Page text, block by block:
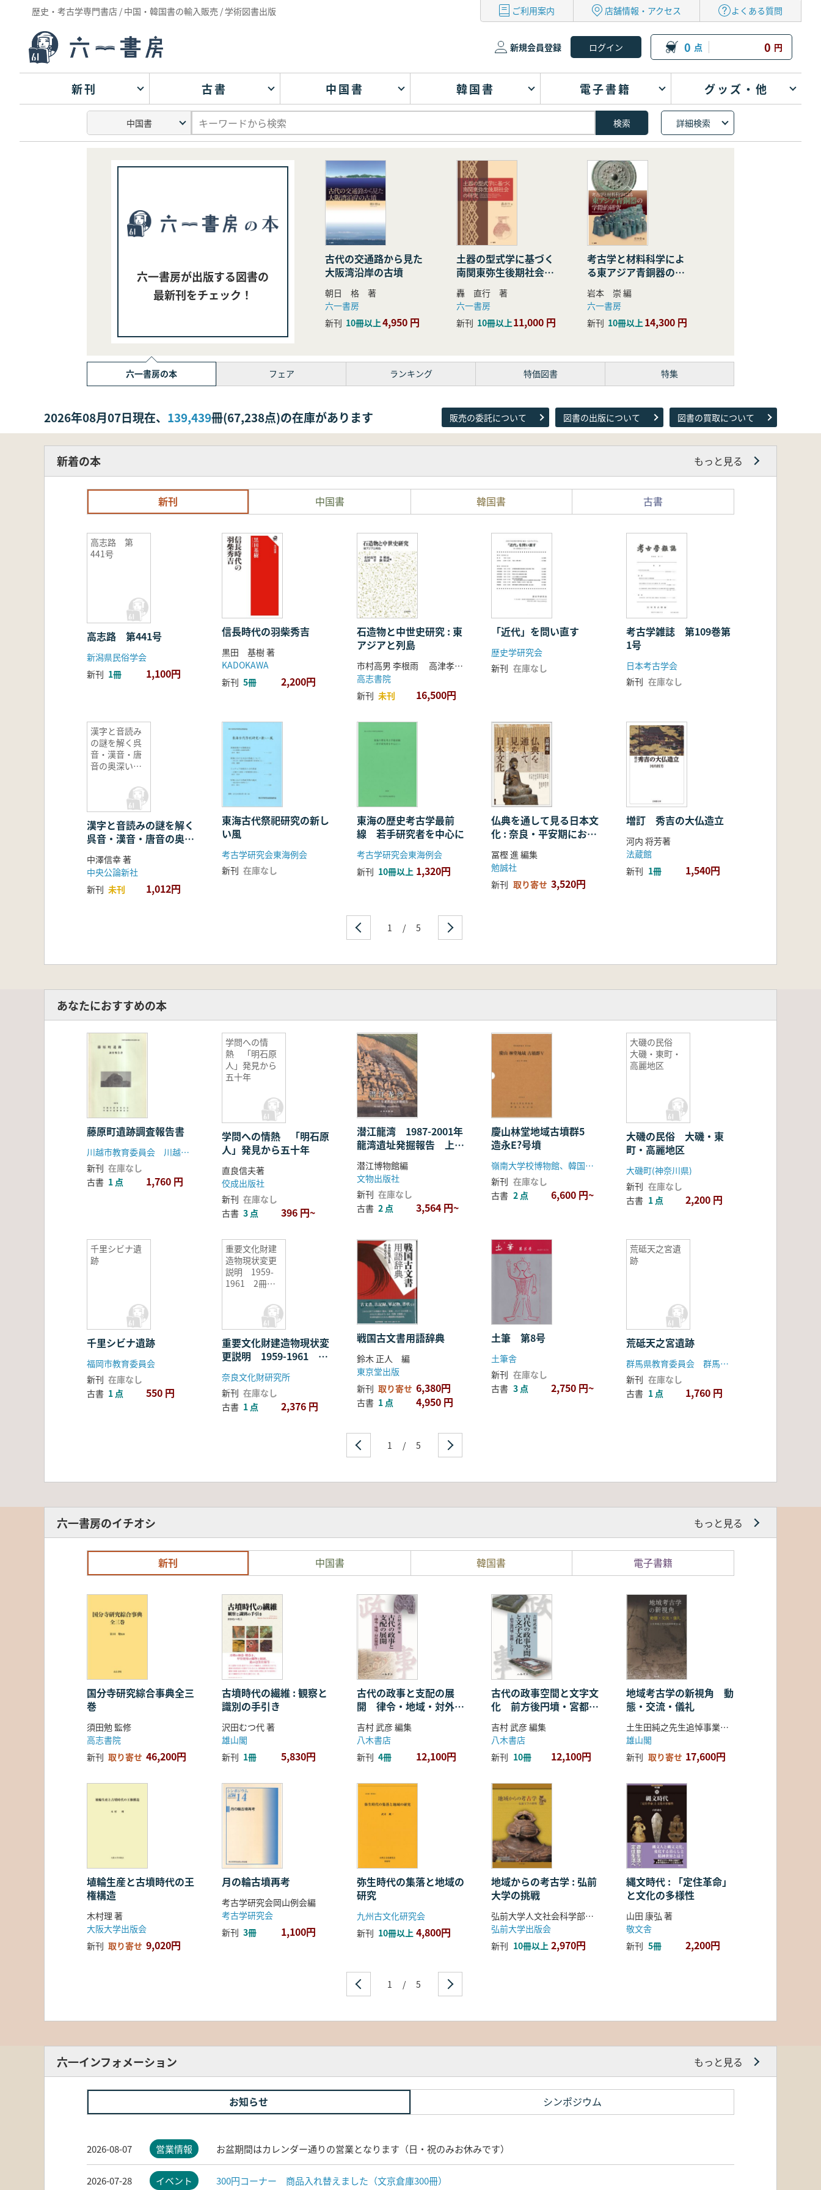
歴史・考古学専門書店 / 中国・韓国書の輸入販売 / 学術図書出版 ご利用案内 店舗情報・アクセス よくある質問
新規会員登録 0 点 0 円
新刊 古書 中国書 韓国書 電子書籍 グッズ・他
詳細検索
六一書房が出版する図書の
最新刊をチェック！
古代の交通路から見た
大阪湾沿岸の古墳
朝日 格 著
六一書房
新刊 10冊以上4,950 円
土器の型式学に基づく
南関東弥生後期社会の
研究
轟 直行 著
六一書房
新刊 10冊以上11,000 円
考古学と材料科学によ
る東アジア青銅器の学
際的研究
岩本 崇 編
六一書房
新刊 10冊以上14,300 円
六一書房の本 フェア ランキング 特価図書 特集
2026年08月07日現在、 139,439冊(67,238点)の在庫があります 販売の委託について 図書の出版について 図書の買取について
新着の本 もっと見る
新刊 中国書 韓国書 古書
高志路 第
441号
高志路 第441号
新潟県民俗学会
新刊 1冊 1,100円
信長時代の羽柴秀吉
黒田 基樹 著
KADOKAWA
新刊 5冊 2,200円
石造物と中世史研究 : 東
アジアと列島
市村高男 李根雨 高津孝 劉恒武 編
高志書院
新刊 未刊 16,500円
「近代」を問い直す
歴史学研究会
新刊 在庫なし
考古学雑誌 第109巻第
1号
日本考古学会
新刊 在庫なし
漢字と音読み
の謎を解く呉
音・漢音・唐
音の奥深い世
漢字と音読みの謎を解く
呉音・漢音・唐音の奥深
い世界
中澤信幸 著
中央公論新社
新刊 未刊 1,012円
東海古代祭祀研究の新し
い風
考古学研究会東海例会
新刊 在庫なし
東海の歴史考古学最前
線 若手研究者を中心に
考古学研究会東海例会
新刊 10冊以上 1,320円
仏典を通して見る日本文
化 : 奈良・平安期におけ
る仏教の受容・融合・展
開
冨樫 進 編集
勉誠社
新刊 取り寄せ 3,520円
増訂 秀吉の大仏造立
河内 将芳著
法蔵館
新刊 1冊 1,540円
1 / 5
あなたにおすすめの本
藤原町遺跡調査報告書
川越市教育委員会 川越市遺跡調査会
新刊 在庫なし
古書 1 点 1,760 円
学問への情
熱 「明石原
人」発見から
五十年
学問への情熱 「明石原
人」発見から五十年
直良信夫著
佼成出版社
新刊 在庫なし
古書 3 点 396 円~
潜江龍湾 1987-2001年
龍湾遺址発掘報告 上下
全2冊
潜江博物館編
文物出版社
新刊 在庫なし
古書 2 点 3,564 円~
慶山林堂地域古墳群5
造永E?号墳
嶺南大学校博物館、韓国土地公社
新刊 在庫なし
古書 2 点 6,600 円~
大磯の民俗
大磯・東町・
高麗地区
大磯の民俗 大磯・東
町・高麗地区
大磯町(神奈川県)
新刊 在庫なし
古書 1 点 2,200 円
千里シビナ遺
跡
千里シビナ遺跡
福岡市教育委員会
新刊 在庫なし
古書 1 点 550 円
重要文化財建
造物現状変更
説明 1959-
1961 2冊セ
重要文化財建造物現状変
更説明 1959-1961 2
冊セット
奈良文化財研究所
新刊 在庫なし
古書 1 点 2,376 円
戦国古文書用語辞典
鈴木 正人 編
東京堂出版
新刊 取り寄せ 6,380円
古書 1 点 4,950 円
土筆 第8号
土筆舎
新刊 在庫なし
古書 3 点 2,750 円~
荒砥天之宮遺
跡
荒砥天之宮遺跡
群馬県教育委員会 群馬県埋蔵文化財調査事業団
新刊 在庫なし
古書 1 点 1,760 円
1 / 5
六一書房のイチオシ もっと見る
新刊 中国書 韓国書 電子書籍
国分寺研究綜合事典全三
巻
須田勉 監修
高志書院
新刊 取り寄せ 46,200円
古墳時代の繊維 : 観察と
識別の手引き
沢田むつ代 著
雄山閣
新刊 1冊 5,830円
古代の政事と支配の展
開 律令・地域・対外関
係
吉村 武彦 編集
八木書店
新刊 4冊 12,100円
古代の政事空間と文字文
化 前方後円墳・宮都・
ことば
吉村 武彦 編集
八木書店
新刊 10冊 12,100円
地域考古学の新視角 動
態・交流・儀礼
土生田純之先生追悼事業会 編
雄山閣
新刊 取り寄せ 17,600円
埴輪生産と古墳時代の王
権構造
木村理 著
大阪大学出版会
新刊 取り寄せ 9,020円
月の輪古墳再考
考古学研究会岡山例会編
考古学研究会
新刊 3冊 1,100円
弥生時代の集落と地域の
研究
九州古文化研究会
新刊 10冊以上 4,800円
地域からの考古学 : 弘前
大学の挑戦
弘前大学人文社会科学部北日本考古学研究センター 編
弘前大学出版会
新刊 10冊以上 2,970円
縄文時代 : 「定住革命」
と文化の多様性
山田 康弘 著
敬文舎
新刊 5冊 2,200円
1 / 5
六一インフォメーション もっと見る
お知らせ シンポジウム
2026-08-07 営業情報 お盆期間はカレンダー通りの営業となります（日・祝のみお休みです）
2026-07-28 イベント 300円コーナー 商品入れ替えました（文京倉庫300冊）